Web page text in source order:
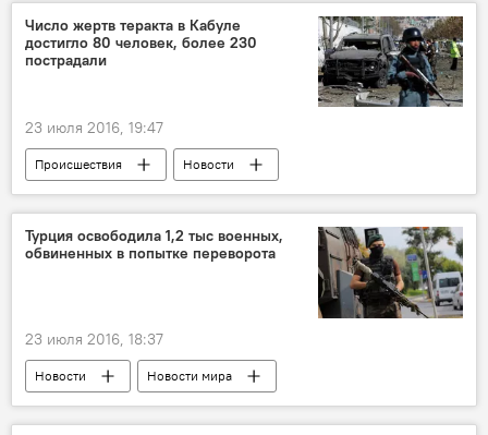
Число жертв теракта в Кабуле
достигло 80 человек, более 230
пострадали
23 июля 2016, 19:47
Происшествия
Новости
Новости мира
ЖИЗНЬ
Турция освободила 1,2 тыс военных,
обвиненных в попытке переворота
23 июля 2016, 18:37
Новости
Новости мира
Попытка переворота в Турции